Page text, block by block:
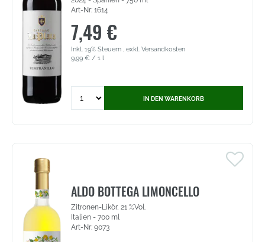
Art-Nr: 1614
7,49 €
Inkl. 19% Steuern , exkl. Versandkosten
9,99 € / 1 l
for
La
Castilla
(1614)
IN DEN WARENKORB
ALDO BOTTEGA LIMONCELLO
Zitronen-Likör, 21 %Vol.
Italien - 700 ml
Art-Nr: 9073